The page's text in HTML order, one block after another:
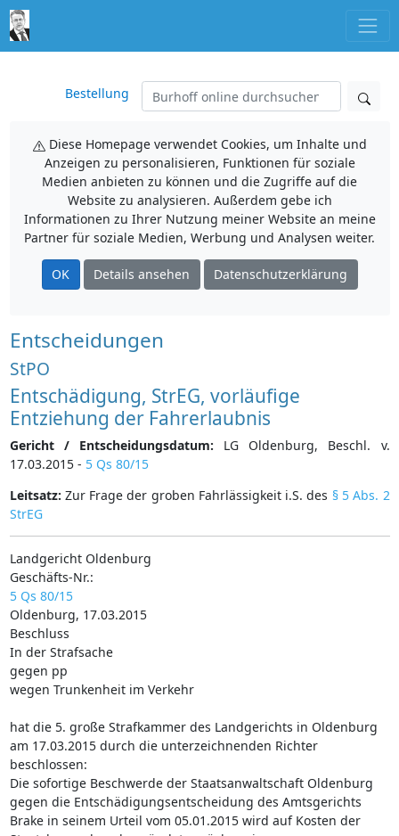
Bestellung
Diese Homepage verwendet Cookies, um Inhalte und
Anzeigen zu personalisieren, Funktionen für soziale
Medien anbieten zu können und die Zugriffe auf die
Website zu analysieren. Außerdem gebe ich
Informationen zu Ihrer Nutzung meiner Website an meine
Partner für soziale Medien, Werbung und Analysen weiter.
OK Details ansehen Datenschutzerklärung
Entscheidungen
StPO
Entschädigung, StrEG, vorläufige
Entziehung der Fahrerlaubnis
Gericht / Entscheidungsdatum: LG Oldenburg, Beschl. v.
17.03.2015 - 5 Qs 80/15
Leitsatz: Zur Frage der groben Fahrlässigkeit i.S. des § 5 Abs. 2
StrEG
Landgericht Oldenburg
Geschäfts-Nr.:
5 Qs 80/15
Oldenburg, 17.03.2015
Beschluss
In der Strafsache
gegen pp
wegen Trunkenheit im Verkehr
hat die 5. große Strafkammer des Landgerichts in Oldenburg
am 17.03.2015 durch die unterzeichnenden Richter
beschlossen:
Die sofortige Beschwerde der Staatsanwaltschaft Oldenburg
gegen die Entschädigungsentscheidung des Amtsgerichts
Brake in seinem Urteil vom 05.01.2015 wird auf Kosten der